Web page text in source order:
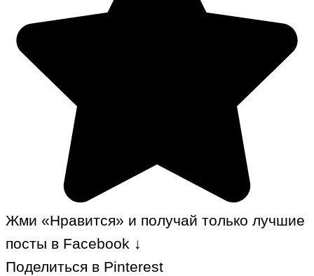
Жми «Нравится» и получай только лучшие
посты в Facebook ↓
Поделиться в Pinterest